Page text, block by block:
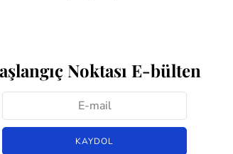
Noktası E-bülten